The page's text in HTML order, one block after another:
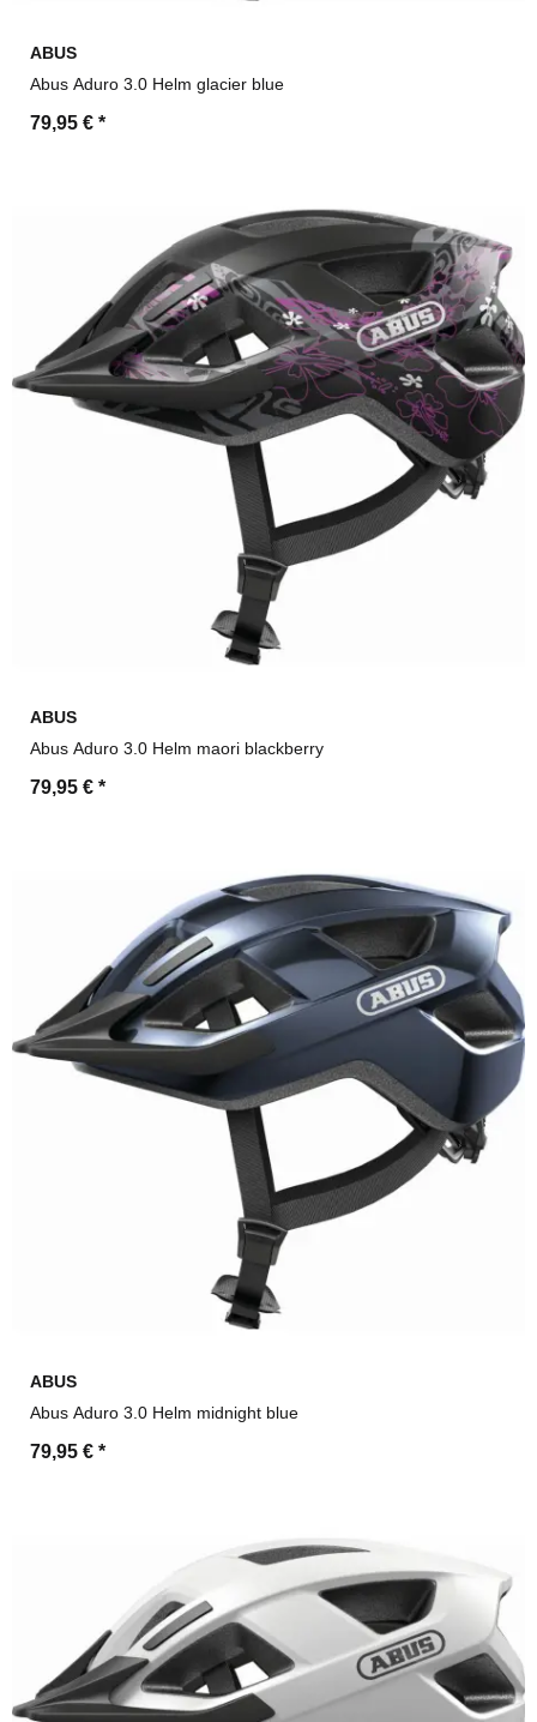
ABUS
Abus Aduro 3.0 Helm glacier blue
79,95 € *
ABUS
Abus Aduro 3.0 Helm maori blackberry
79,95 € *
ABUS
Abus Aduro 3.0 Helm midnight blue
79,95 € *